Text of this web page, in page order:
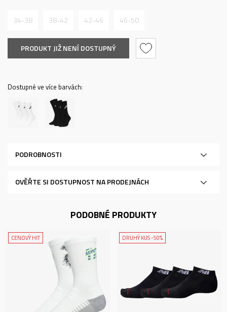
34-38 38-42 42-46 46-50
PRODUKT JIŽ NENÍ DOSTUPNÝ
Dostupné ve více barvách:
PODROBNOSTI
OVĚŘTE SI DOSTUPNOST NA PRODEJNÁCH
PODOBNÉ PRODUKTY
CENOVÝ HIT DRUHÝ KUS -50%